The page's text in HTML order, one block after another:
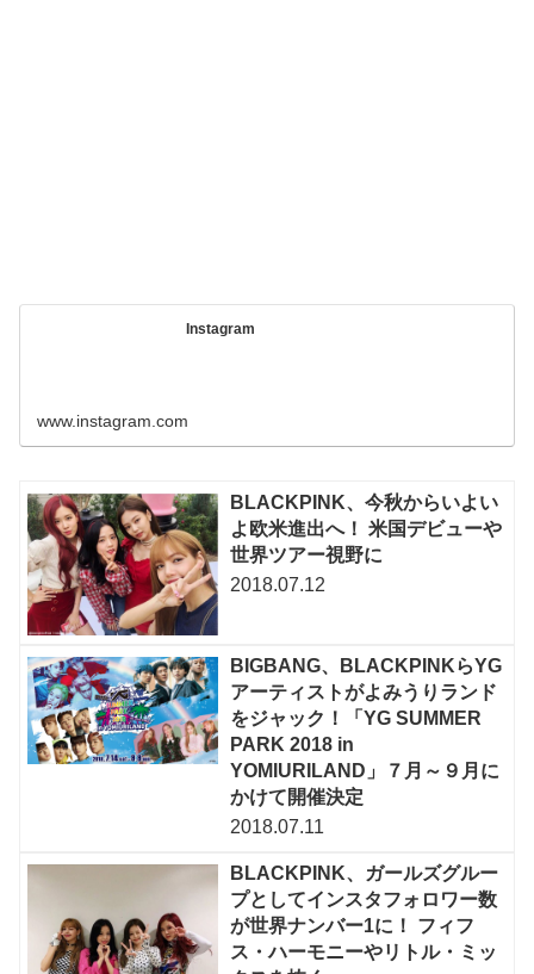
Instagram
www.instagram.com
BLACKPINK、今秋からいよい
よ欧米進出へ！ 米国デビューや
世界ツアー視野に
2018.07.12
BIGBANG、BLACKPINKらYG
アーティストがよみうりランド
をジャック！「YG SUMMER
PARK 2018 in
YOMIURILAND」７月～９月に
かけて開催決定
2018.07.11
BLACKPINK、ガールズグルー
プとしてインスタフォロワー数
が世界ナンバー1に！ フィフ
ス・ハーモニーやリトル・ミッ